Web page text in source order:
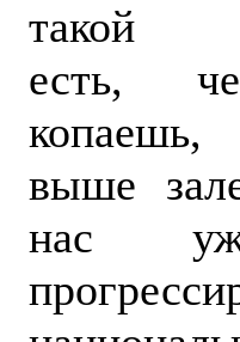
такой
есть,
выше
нас